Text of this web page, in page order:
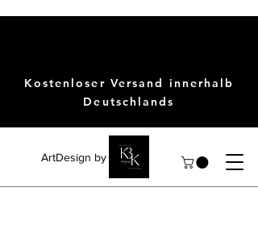
ArtDesign by KBK
Kostenloser Versand innerhalb
Deutschlands